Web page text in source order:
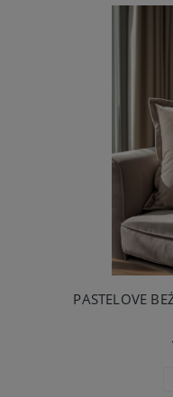
PASTELOVE